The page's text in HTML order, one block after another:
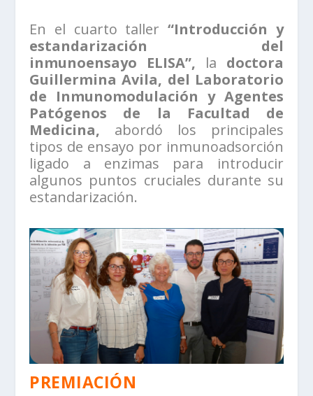
En el cuarto taller “Introducción y
estandarización del
inmunoensayo ELISA”, la doctora
Guillermina Avila, del Laboratorio
de Inmunomodulación y Agentes
Patógenos de la Facultad de
Medicina, abordó los principales
tipos de ensayo por inmunoadsorción
ligado a enzimas para introducir
algunos puntos cruciales durante su
estandarización.
PREMIACIÓN